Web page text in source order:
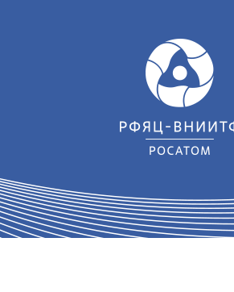
Фундаментальные и
Газодинамические
Космическая защита Земли
Семинар «Радиационная
и сплавов»